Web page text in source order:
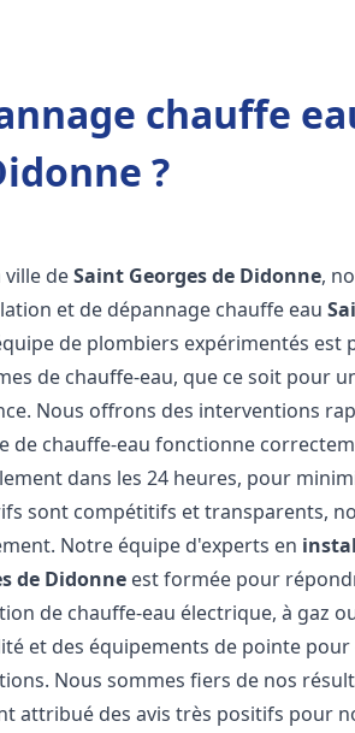
chauffe
?
ville deSaint Georges de Didonne,
et de dépannage chauffe eau
de plombiers expérimentés
de chauffe-eau, que ce soit pour
Nous offrons des interventions
de chauffe-eau fonctionne
dans les 24 heures, pour
sont compétitifs et transparents,
Notre équipe d'experts en
de Didonne est formée pour
de chauffe-eau électrique, à gaz
et des équipements de pointe
Nous sommes fiers de nos
attribué des avis très positifs pour